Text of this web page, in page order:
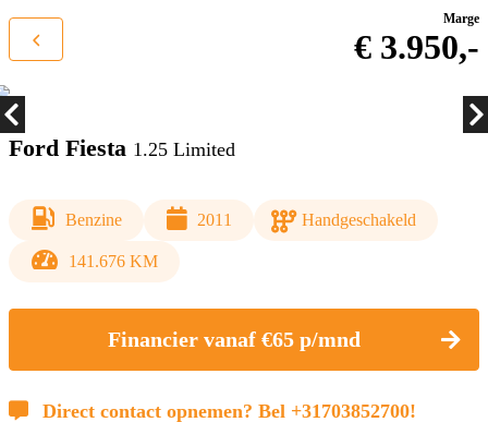
Marge
€ 3.950,-
Ford Fiesta 1.25 Limited
Benzine 2011 Handgeschakeld
141.676 KM
Financier vanaf €65 p/mnd
Direct contact opnemen? Bel +31703852700!